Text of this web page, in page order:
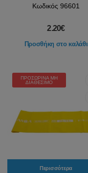
Κωδικός 96601
2.20€
Προσθήκη στο καλάθι
ΠΡΟΣΩΡΙΝΆ ΜΗ
ΔΙΑΘΈΣΙΜΟ
Περισσότερα